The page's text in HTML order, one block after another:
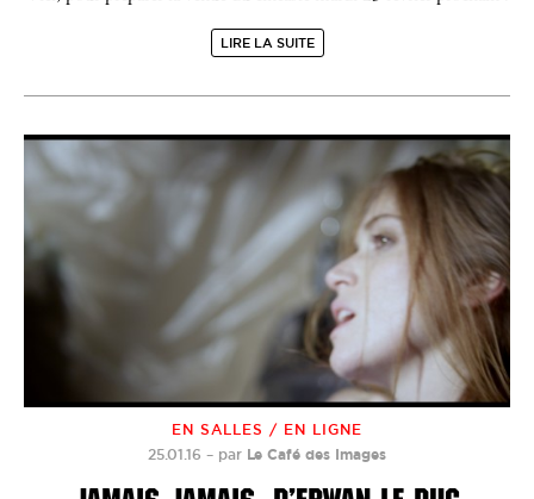
LIRE LA SUITE
EN SALLES / EN LIGNE
25.01.16 – par Le Café des Images